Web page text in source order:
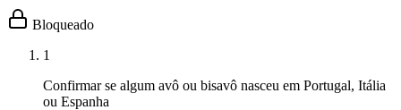
Bloqueado
1
Confirmar se algum avô ou bisavô nasceu em Portugal, Itália
ou Espanha